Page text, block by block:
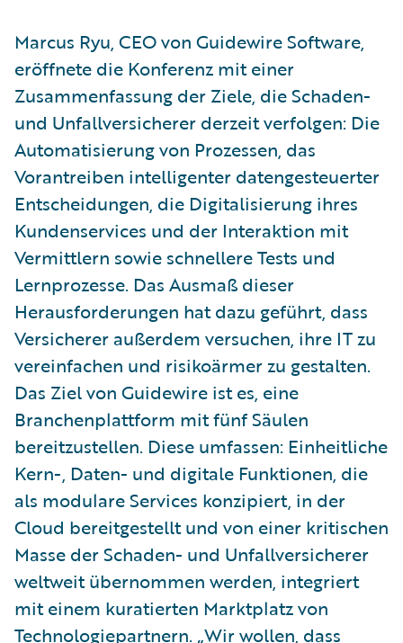
Marcus Ryu, CEO von Guidewire Software,
eröffnete die Konferenz mit einer
Zusammenfassung der Ziele, die Schaden-
und Unfallversicherer derzeit verfolgen: Die
Automatisierung von Prozessen, das
Vorantreiben intelligenter datengesteuerter
Entscheidungen, die Digitalisierung ihres
Kundenservices und der Interaktion mit
Vermittlern sowie schnellere Tests und
Lernprozesse. Das Ausmaß dieser
Herausforderungen hat dazu geführt, dass
Versicherer außerdem versuchen, ihre IT zu
vereinfachen und risikoärmer zu gestalten.
Das Ziel von Guidewire ist es, eine
Branchenplattform mit fünf Säulen
bereitzustellen. Diese umfassen: Einheitliche
Kern-, Daten- und digitale Funktionen, die
als modulare Services konzipiert, in der
Cloud bereitgestellt und von einer kritischen
Masse der Schaden- und Unfallversicherer
weltweit übernommen werden, integriert
mit einem kuratierten Marktplatz von
Technologiepartnern. „Wir wollen, dass